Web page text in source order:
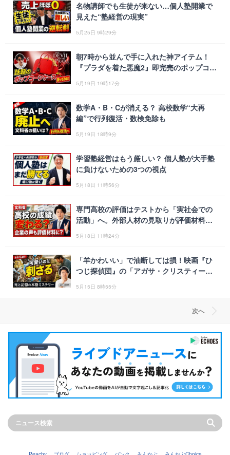
名物講師でも生徒が来ない…個人塾開業で
見えた“塾経営の現実”
5月25日 9時29分
朝7時から並んで手に入れた神アイテム！
『プラダを着た悪魔2』即完売のポップコー
5月19日 19時17分
数学A・B・Cが消える？ 高校数学“大再
編”で行列復活・数検免除も
5月19日 18時9分
学習塾経営はもう厳しい？ 個人塾が大手塾
に負けないための3つの視点
5月18日 11時56分
専門高校の評価はテストから「実社会での
活動」へ。外部人材の見取りが評価材料に
5月18日 11時24分
「羊かわいい」で油断しては損！映画『ひ
つじ探偵団』の「アガサ・クリスティー
5月15日 8時55分
次へ